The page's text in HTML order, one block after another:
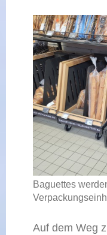
Baguettes
Auf dem Weg